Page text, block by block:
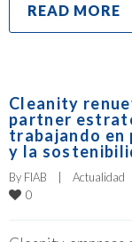
READ MORE
Cleanity
partner
trabajando en
y la
By FIAB Actualidad
0